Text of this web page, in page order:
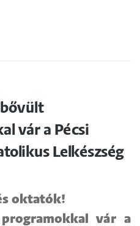
vár a Pécsi
Lelkészség
oktatók!
vár a